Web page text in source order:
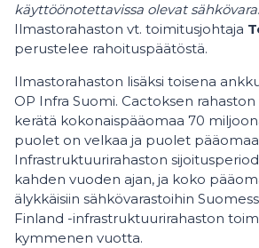
käyttöönotettavissa olevat
Ilmastorahaston vt. toimitusjohtaja
perustelee rahoituspäätöstä.
Ilmastorahaston lisäksi toisena
OP Infra Suomi. Cactoksen
kerätä kokonaispääomaa 70
puolet on velkaa ja puolet
Infrastruktuurirahaston
kahden vuoden ajan, ja koko
älykkäisiin sähkövarastoihin
Finland -infrastruktuurirahaston
kymmenen vuotta.